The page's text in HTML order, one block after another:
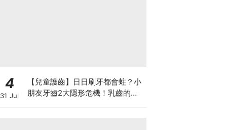
4
31 Jul
【兒童護齒】日日刷牙都會蛀？小
朋友牙齒2大隱形危機！乳齒的琺